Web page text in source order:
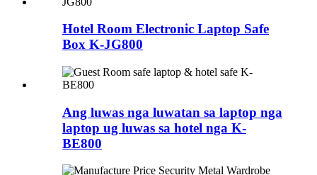
Hotel Room Electronic Laptop Safe
Box K-JG800
Ang luwas nga luwatan sa laptop nga
laptop ug luwas sa hotel nga K-
BE800